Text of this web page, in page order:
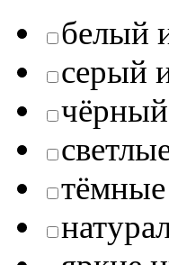
белый
серый
тёмные